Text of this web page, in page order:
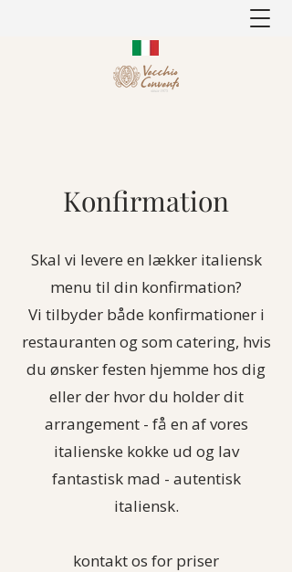
Konfirmation
Skal vi levere en lækker italiensk
menu til din konfirmation?
Vi tilbyder både konfirmationer i
restauranten og som catering, hvis
du ønsker festen hjemme hos dig
eller der hvor du holder dit
arrangement - få en af vores
italienske kokke ud og lav
fantastisk mad - autentisk
italiensk.
kontakt os for priser